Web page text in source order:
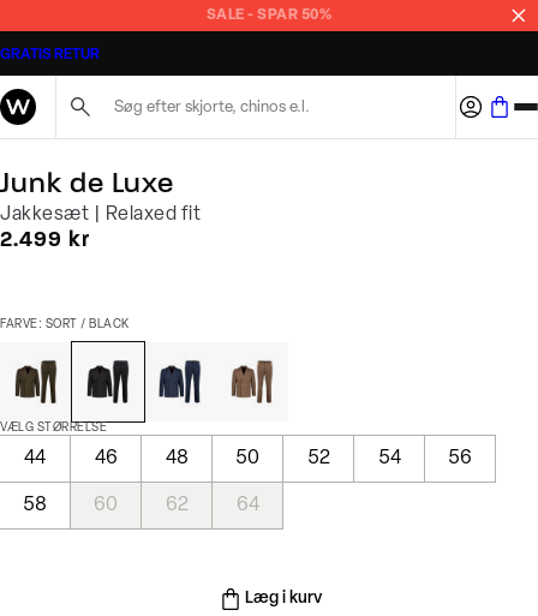
SALE - SPAR 50%
GRATIS RETUR
Junk de Luxe
Jakkesæt | Relaxed fit
I alt (inkl. rabat)
2.499 kr
FARVE: SORT / BLACK
VÆLG STØRRELSE
44 46 48 50 52 54 56
58 60 62 64
Læg i kurv